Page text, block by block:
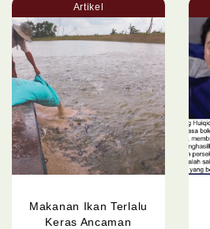
Artikel
Makanan Ikan Terlalu
Keras Ancaman